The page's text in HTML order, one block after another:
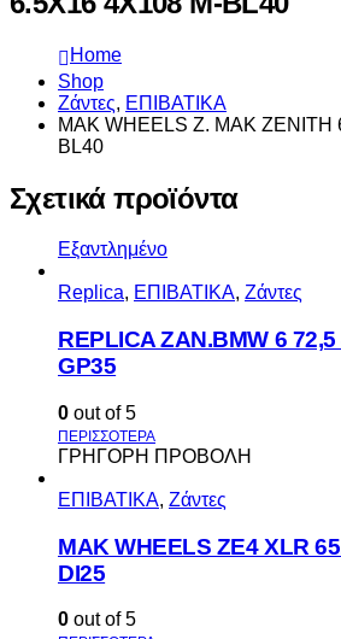
Home
Shop
Ζάντες, ΕΠΙΒΑΤΙΚΑ
MAK WHEELS Z. ΜΑΚ ZENITH
BL40
Σχετικά προϊόντα
Εξαντλημένο
Replica, ΕΠΙΒΑΤΙΚΑ, Ζάντες
REPLICA ZAN.BMW 6
GP35
0 out of 5
ΓΡΗΓΟΡΗ ΠΡΟΒΟΛΗ
ΕΠΙΒΑΤΙΚΑ, Ζάντες
MAK WHEELS ΖΕ4 XLR
DI25
0 out of 5